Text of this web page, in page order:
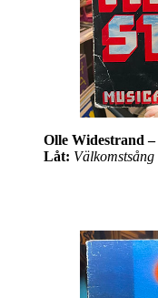
Olle Widestrand –
Låt: Välkomstsång